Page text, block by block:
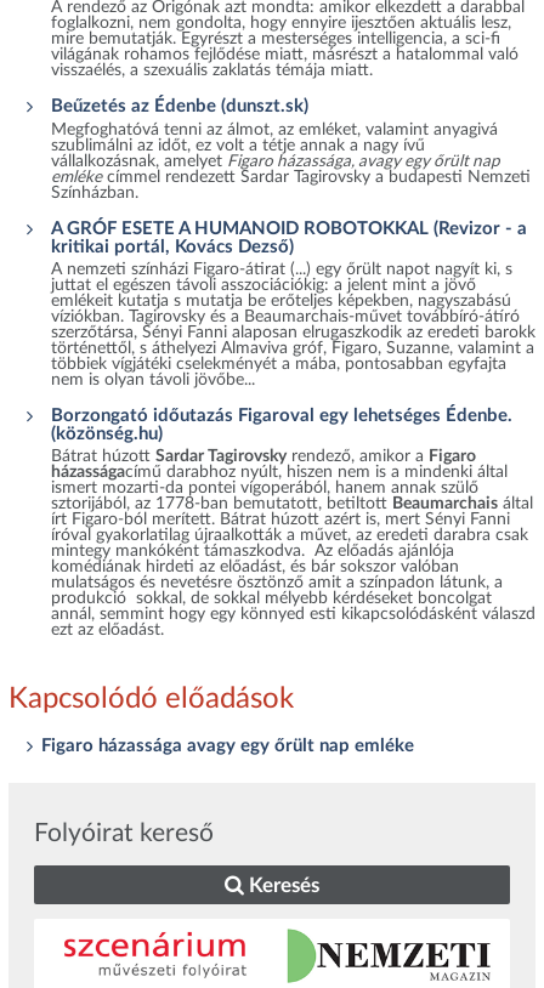
A rendező az Origónak azt mondta: amikor elkezdett a darabbal
foglalkozni, nem gondolta, hogy ennyire ijesztően aktuális lesz,
mire bemutatják. Egyrészt a mesterséges intelligencia, a sci-fi
világának rohamos fejlődése miatt, másrészt a hatalommal való
visszaélés, a szexuális zaklatás témája miatt.
Beűzetés az Édenbe (dunszt.sk)
Megfoghatóvá tenni az álmot, az emléket, valamint anyagivá
szublimálni az időt, ez volt a tétje annak a nagy ívű
vállalkozásnak, amelyet Figaro házassága, avagy egy őrült nap
emlékecímmel rendezett Sardar Tagirovsky a budapesti Nemzeti
Színházban.
A GRÓF ESETE A HUMANOID ROBOTOKKAL (Revizor - a
kritikai portál, Kovács Dezső)
A nemzeti színházi Figaro-átirat (...) egy őrült napot nagyít ki, s
juttat el egészen távoli asszociációkig: a jelent mint a jövő
emlékeit kutatja s mutatja be erőteljes képekben, nagyszabású
víziókban. Tagirovsky és a Beaumarchais-művet továbbíró-átíró
szerzőtársa, Sényi Fanni alaposan elrugaszkodik az eredeti barokk
történettől, s áthelyezi Almaviva gróf, Figaro, Suzanne, valamint a
többiek vígjátéki cselekményét a mába, pontosabban egyfajta
nem is olyan távoli jövőbe...
Borzongató időutazás Figaroval egy lehetséges Édenbe.
(közönség.hu)
Bátrat húzott Sardar Tagirovskyrendező, amikor a Figaro
házasságacímű darabhoz nyúlt, hiszen nem is a mindenki által
ismert mozarti-da pontei vígoperából, hanem annak szülő
sztorijából, az 1778-ban bemutatott, betiltott Beaumarchaisáltal
írt Figaro-ból merített. Bátrat húzott azért is, mert Sényi Fanni
íróval gyakorlatilag újraalkották a művet, az eredeti darabra csak
mintegy mankóként támaszkodva. Az előadás ajánlója
komédiának hirdeti az előadást, és bár sokszor valóban
mulatságos és nevetésre ösztönző amit a színpadon látunk, a
produkció sokkal, de sokkal mélyebb kérdéseket boncolgat
annál, semmint hogy egy könnyed esti kikapcsolódásként válaszd
ezt az előadást.
Kapcsolódó előadások
Figaro házassága avagy egy őrült nap emléke
Folyóirat kereső
Keresés